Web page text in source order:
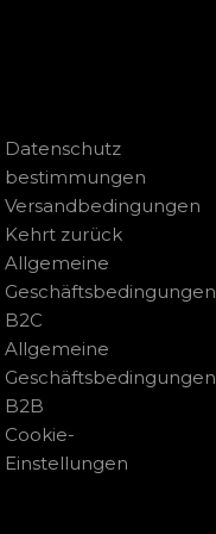
Datenschutz
bestimmungen
Versandbedingungen
Kehrt zurück
Allgemeine
Geschäftsbedingungen
B2C
Allgemeine
Geschäftsbedingungen
B2B
Cookie-
Einstellungen